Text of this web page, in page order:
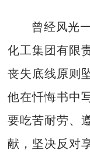
曾经风光
化工集团有限
丧失底线原则
他在忏悔书中
要吃苦耐劳、
献，坚决反对